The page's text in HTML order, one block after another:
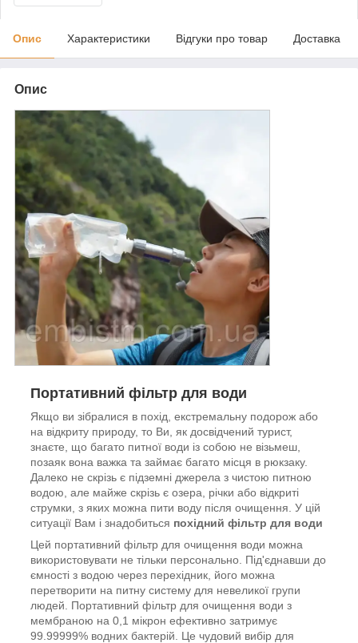
Опис Характеристики Відгуки про товар Доставка
Опис
Портативний фільтр для води
Якщо ви зібралися в похід, екстремальну подорож або
на відкриту природу, то Ви, як досвідчений турист,
знаєте, що багато питної води із собою не візьмеш,
позаяк вона важка та займає багато місця в рюкзаку.
Далеко не скрізь є підземні джерела з чистою питною
водою, але майже скрізь є озера, річки або відкриті
струмки, з яких можна пити воду після очищення. У цій
ситуації Вам і знадобиться похідний фільтр для води
Цей портативний фільтр для очищення води можна
використовувати не тільки персонально. Під'єднавши до
ємності з водою через перехідник, його можна
перетворити на питну систему для невеликої групи
людей. Портативний фільтр для очищення води з
мембраною на 0,1 мікрон ефективно затримує
99.99999% водних бактерій. Це чудовий вибір для